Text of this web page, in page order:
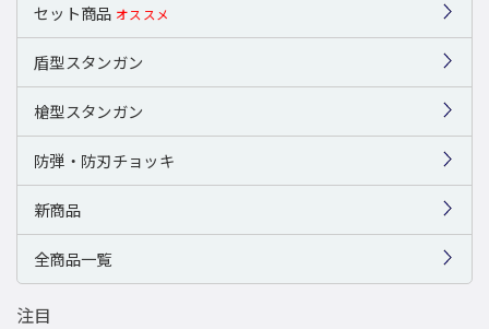
セット商品 オススメ
盾型スタンガン
槍型スタンガン
防弾・防刃チョッキ
新商品
全商品一覧
注目